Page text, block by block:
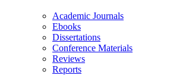
Academic Journals
Ebooks
Dissertations
Conference Materials
Reviews
Reports